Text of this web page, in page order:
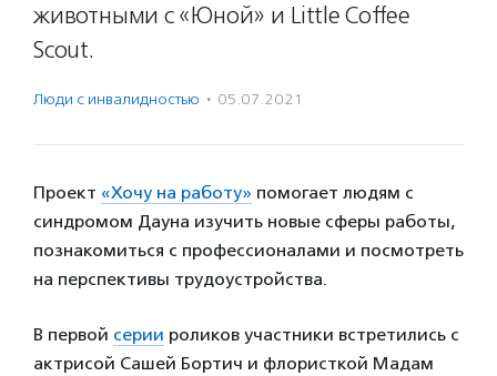
животными с «Юной» и Little Coffee
Scout.
Люди с инвалидностью · 05.07.2021
Проект «Хочу на работу» помогает людям с
синдромом Дауна изучить новые сферы работы,
познакомиться с профессионалами и посмотреть
на перспективы трудоустройства.
В первой серии роликов участники встретились с
актрисой Сашей Бортич и флористкой Мадам